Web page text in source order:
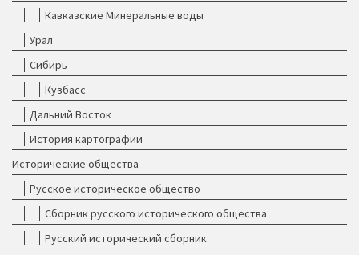
Кавказские Минеральные воды
Урал
Сибирь
Кузбасс
Дальний Восток
История картографии
Исторические общества
Русское историческое общество
Сборник русского исторического общества
Русский исторический сборник